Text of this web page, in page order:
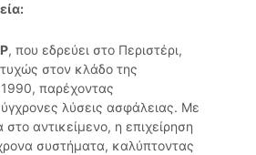
, που εδρεύει στο Περιστέρι,
στον κλάδο της
1990, παρέχοντας
λύσεις ασφάλειας. Με
αντικείμενο, η επιχείρηση
συστήματα, καλύπτοντας